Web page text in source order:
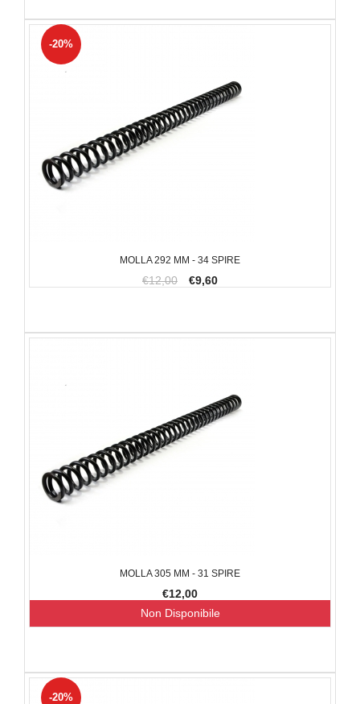
MOLLA 292 MM - 34 SPIRE
€12,00 €9,60
-20%
MOLLA 305 MM - 31 SPIRE
€12,00
Non Disponibile
-20%